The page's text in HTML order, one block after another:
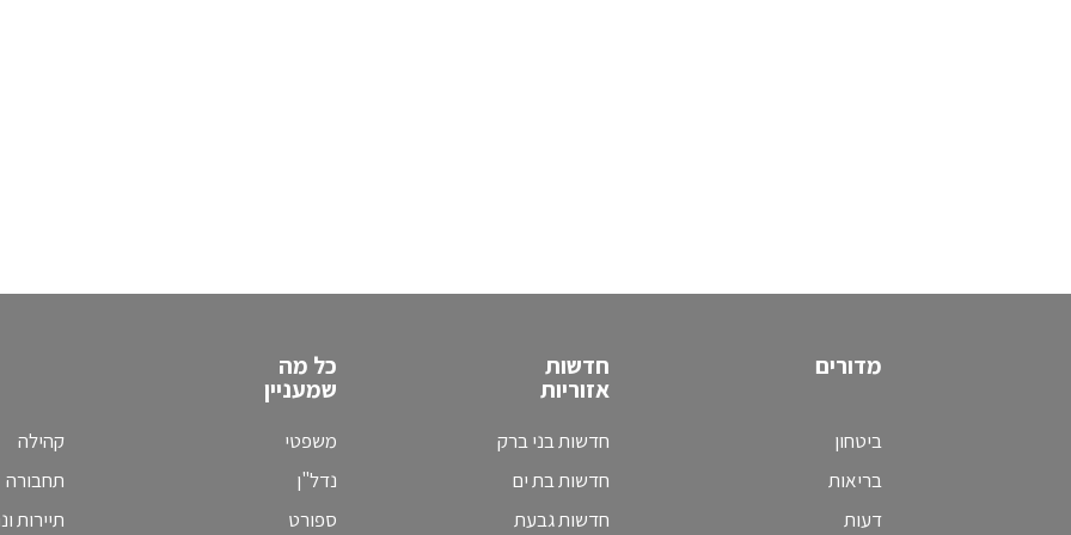
מדורים
ביטחון
בריאות
דעות
חדשות
אזוריות
חדשות בני ברק
חדשות בת ים
חדשות גבעת
כל מה
שמעניין
משפטי
נדל"ן
ספורט
קהילה
תחבורה
תיירות